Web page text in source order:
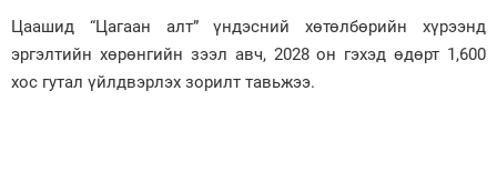
Цаашид “Цагаан алт” үндэсний хөтөлбөрийн хүрээнд
эргэлтийн хөрөнгийн зээл авч, 2028 он гэхэд өдөрт 1,600
хос гутал үйлдвэрлэх зорилт тавьжээ.